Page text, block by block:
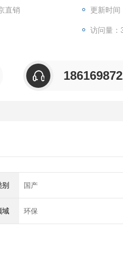
直销 更新时间
访问量：
国产
域 环保